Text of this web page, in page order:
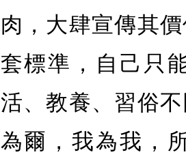
肉，大肆宣傳其
套標準，自己只
活、教養、習俗
為爾，我為我，